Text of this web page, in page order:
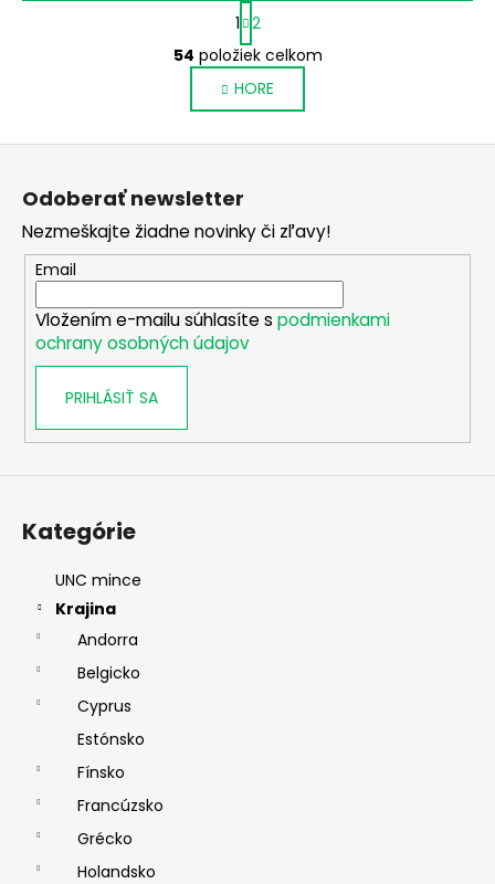
O
v
l
á
d
e
p
r
v
k
s
S
t
r
á
n
k
e
1 2
54 položiek celkom
HORE
Z
Odoberať newsletter
Nezmeškajte žiadne novinky či zľavy!
Email
Vložením e-mailu súhlasíte s podmienkami
ochrany osobných údajov
PRIHLÁSIŤ SA
Kategórie
UNC mince
Krajina
Andorra
Belgicko
Cyprus
Estónsko
Fínsko
Francúzsko
Grécko
Holandsko